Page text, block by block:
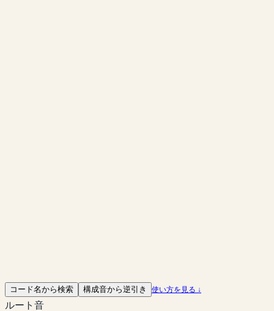
コード名から検索 構成音から逆引き 使い方を見る ↓
ルート音